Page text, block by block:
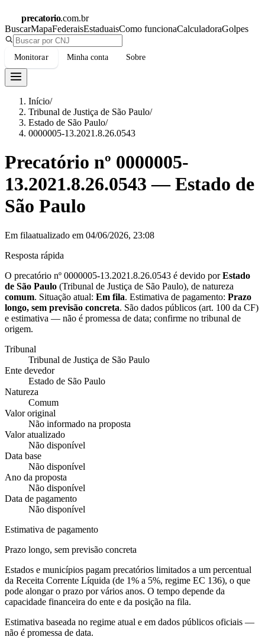
precatorio.com.br
BuscarMapaFederaisEstaduaisComo funcionaCalculadoraGolpes
Monitorar Minha conta Sobre
Início/
Tribunal de Justiça de São Paulo/
Estado de São Paulo/
0000005-13.2021.8.26.0543
Precatório nº 0000005-
13.2021.8.26.0543 —Estado de
São Paulo
Em filaatualizado em 04/06/2026, 23:08
Resposta rápida
O precatório nº 0000005-13.2021.8.26.0543 é devido porEstado
de São Paulo (Tribunal de Justiça de São Paulo), de natureza
comum. Situação atual: Em fila. Estimativa de pagamento: Prazo
longo, sem previsão concreta. São dados públicos (art. 100 da CF)
e estimativa — não é promessa de data; confirme no tribunal de
origem.
Tribunal
Tribunal de Justiça de São Paulo
Ente devedor
Estado de São Paulo
Natureza
Comum
Valor original
Não informado na proposta
Valor atualizado
Não disponível
Data base
Não disponível
Ano da proposta
Não disponível
Data de pagamento
Não disponível
Estimativa de pagamento
Prazo longo, sem previsão concreta
Estados e municípios pagam precatórios limitados a um percentual
da Receita Corrente Líquida (de 1% a 5%, regime EC 136), o que
pode alongar o prazo por vários anos. O tempo depende da
capacidade financeira do ente e da posição na fila.
Estimativa baseada no regime atual e em dados públicos oficiais —
não é promessa de data.